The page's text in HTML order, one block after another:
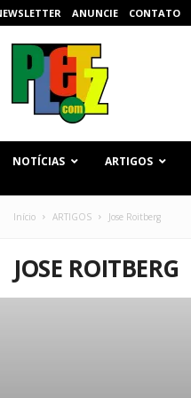
ANUNCIE CONTATO
NOTÍCIAS ARTIGOS
Início ARTIGOS Jose Roitberg
JOSE ROITBERG